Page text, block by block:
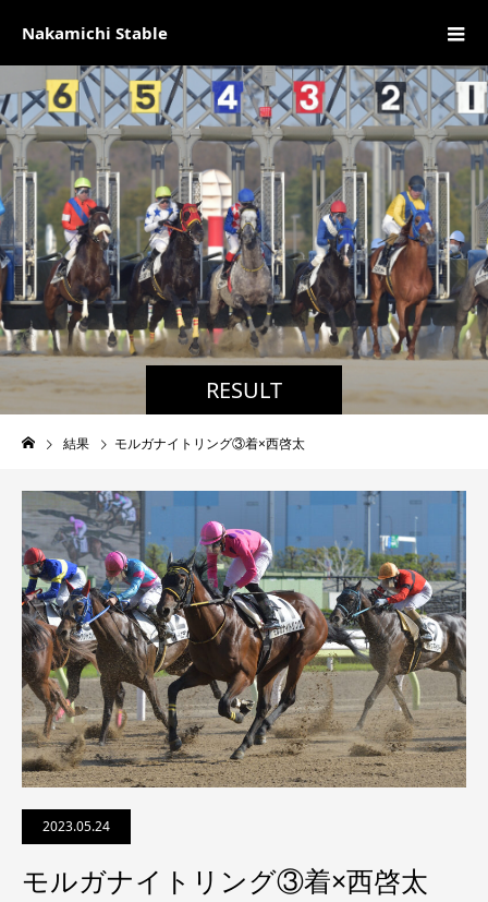
Nakamichi Stable
RESULT
結果 モルガナイトリング③着×西啓太
2023.05.24
モルガナイトリング③着×西啓太